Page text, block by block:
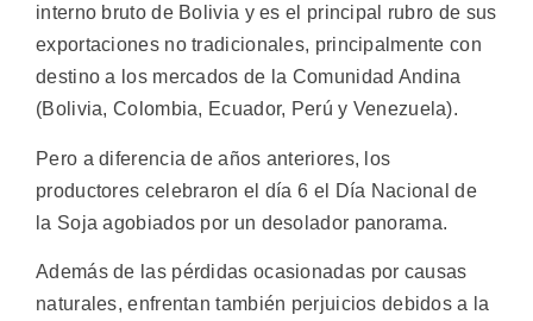
interno bruto de Bolivia y es el principal rubro de sus
exportaciones no tradicionales, principalmente con
destino a los mercados de la Comunidad Andina
(Bolivia, Colombia, Ecuador, Perú y Venezuela).
Pero a diferencia de años anteriores, los
productores celebraron el día 6 el Día Nacional de
la Soja agobiados por un desolador panorama.
Además de las pérdidas ocasionadas por causas
naturales, enfrentan también perjuicios debidos a la